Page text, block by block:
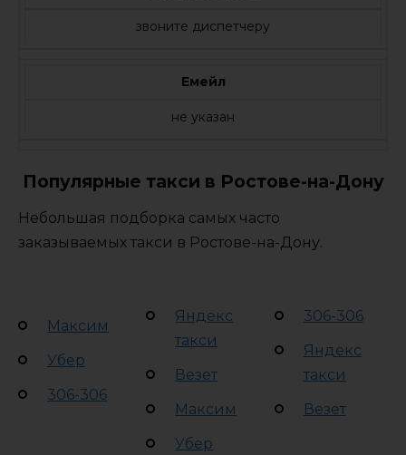
звоните диспетчеру
Емейл
не указан
Популярные такси в Ростове-на-Дону
Небольшая подборка самых часто
заказываемых такси в Ростове-на-Дону.
Максим
Убер
306-306
Яндекс
такси
Везет
Максим
Убер
306-306
Яндекс
такси
Везет